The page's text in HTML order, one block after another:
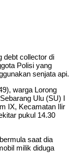
debt collector di
Polisi yang
senjata api.
warga Lorong
Ulu (SU) I
IX, Kecamatan Ilir
pukul 14.30
saat dia
milik diduga